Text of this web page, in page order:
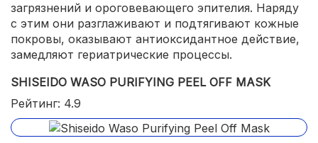
загрязнений и ороговевающего эпителия. Наряду
с этим они разглаживают и подтягивают кожные
покровы, оказывают антиоксидантное действие,
замедляют гериатрические процессы.
SHISEIDO WASO PURIFYING PEEL OFF MASK
Рейтинг: 4.9